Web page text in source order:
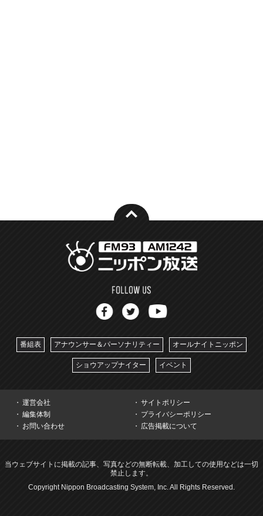
番組表 アナウンサー＆パーソナリティー オールナイトニッポン
ショウアップナイター イベント
運営会社
サイトポリシー
編集体制
プライバシーポリシー
お問い合わせ
広告掲載について
当ウェブサイトに掲載の記事、写真などの無断転載、加工しての使用などは一切
禁止します。
Copyright Nippon Broadcasting System, Inc. All Rights Reserved.